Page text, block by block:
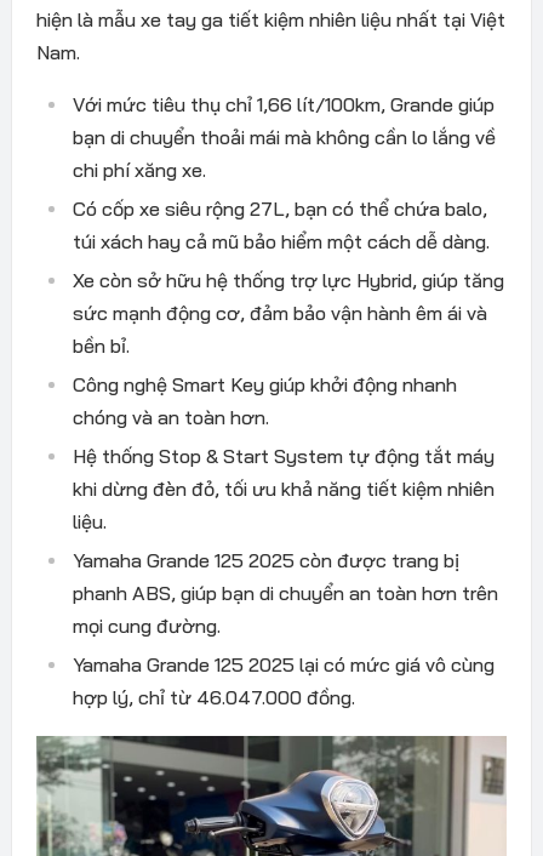
hiện là mẫu xe tay ga tiết kiệm nhiên liệu nhất tại Việt
Nam.
Với mức tiêu thụ chỉ 1,66 lít/100km, Grande giúp
bạn di chuyển thoải mái mà không cần lo lắng về
chi phí xăng xe.
Có cốp xe siêu rộng 27L, bạn có thể chứa balo,
túi xách hay cả mũ bảo hiểm một cách dễ dàng.
Xe còn sở hữu hệ thống trợ lực Hybrid, giúp tăng
sức mạnh động cơ, đảm bảo vận hành êm ái và
bền bỉ.
Công nghệ Smart Key giúp khởi động nhanh
chóng và an toàn hơn.
Hệ thống Stop & Start System tự động tắt máy
khi dừng đèn đỏ, tối ưu khả năng tiết kiệm nhiên
liệu.
Yamaha Grande 125 2025 còn được trang bị
phanh ABS, giúp bạn di chuyển an toàn hơn trên
mọi cung đường.
Yamaha Grande 125 2025 lại có mức giá vô cùng
hợp lý, chỉ từ 46.047.000 đồng.